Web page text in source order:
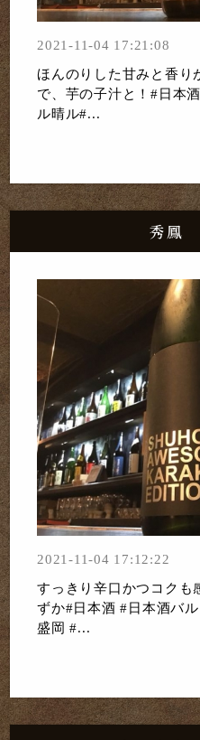
2021-11-04 17:21:08
ほんのりした甘みと香
で、芋の子汁と！#日本
ル晴ル#...
秀鳳
2021-11-04 17:12:22
すっきり辛口かつコク
ずか#日本酒 #日本酒バ
盛岡 #...